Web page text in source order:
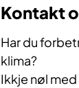
Kontakt
Har du
klima?
Ikkje nøl